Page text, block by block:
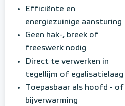
Efficiënte en
energiezuinige aansturing
Geen hak-, breek of
freeswerk nodig
Direct te verwerken in
tegellijm of egalisatielaag
Toepasbaar als hoofd - of
bijverwarming